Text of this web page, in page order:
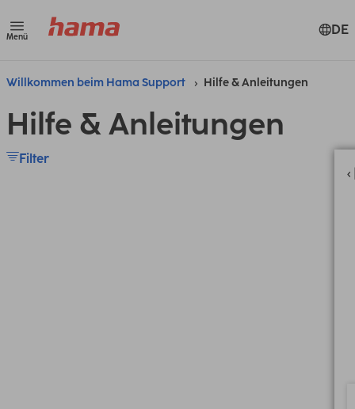
Menü DE
Willkommen beim Hama Support Hilfe & Anleitungen
Hilfe & Anleitungen
Filter